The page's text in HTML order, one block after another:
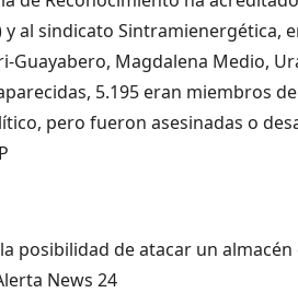
y al sindicato Sintramienergética,
Guayabero, Magdalena Medio,
5.195 eran miembros
pero fueron asesinadas o
posibilidad de atacar un
News 24